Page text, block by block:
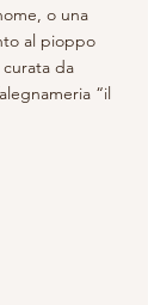
o una
al pioppo
curata da
“il